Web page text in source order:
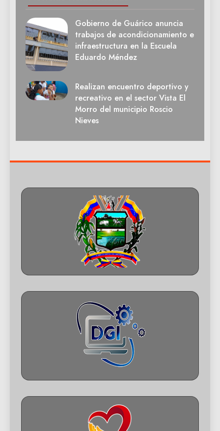
Gobierno de Guárico anuncia
trabajos de acondicionamiento e
infraestructura en la Escuela
Eduardo Méndez
Realizan encuentro deportivo y
recreativo en el sector Vista El
Morro del municipio Roscio
Nieves